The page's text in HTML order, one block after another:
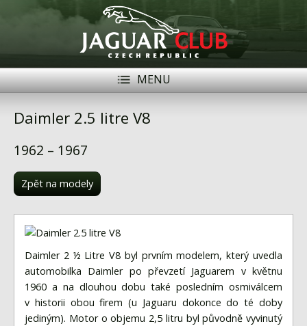
MENU
Členové
Naše vozy
Akce
Inzerce
Fórum
Daimler 2.5 litre V8
1962 – 1967
Zpět na modely
Daimler 2 ½ Litre V8 byl prvním modelem, který uvedla
automobilka Daimler po převzetí Jaguarem v květnu
1960 a na dlouhou dobu také posledním osmiválcem
v historii obou firem (u Jaguaru dokonce do té doby
jediným). Motor o objemu 2,5 litru byl původně vyvinutý